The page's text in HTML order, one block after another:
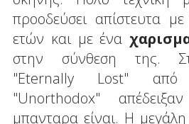
προοδεύσει απίστευτα
ετών και με ένα
στην σύνθεση της.
"Eternally Lost" από
"Unorthodox"
μπανταρα είναι. Η